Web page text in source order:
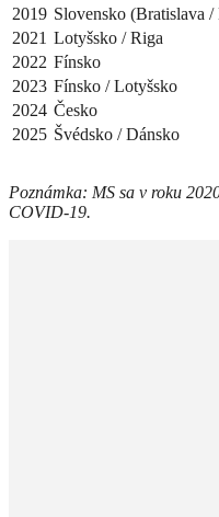
2019 Slovensko (Bratislava /
2021 Lotyšsko / Riga
2022 Fínsko
2023 Fínsko / Lotyšsko
2024 Česko
2025 Švédsko / Dánsko
Poznámka: MS sa v roku
COVID-19.